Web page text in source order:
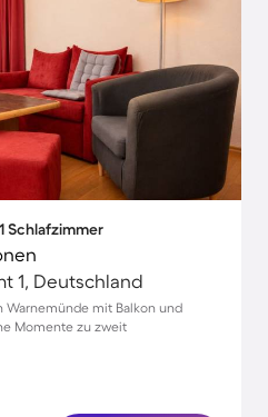
Schlafzimmer
1, Deutschland
Warnemünde mit Balkon und
Momente zu zweit